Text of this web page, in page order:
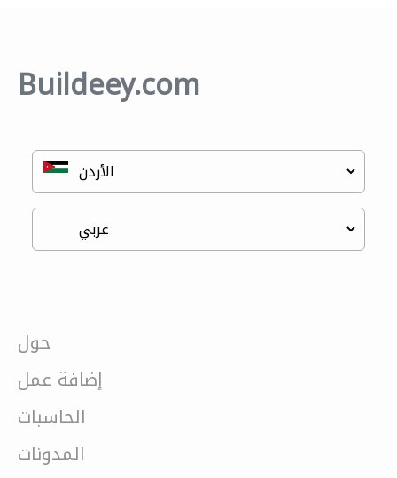
Buildeey.com
حول
إضافة عمل
الحاسبات
المدونات